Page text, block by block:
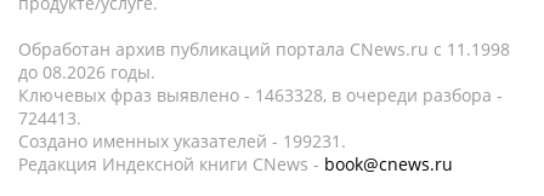
Обработан архив публикаций портала CNews.ru c 11.1998
до 08.2026 годы.
Ключевых фраз выявлено - 1463328, в очереди разбора -
724413.
Создано именных указателей - 199231.
Редакция Индексной книги CNews - book@cnews.ru